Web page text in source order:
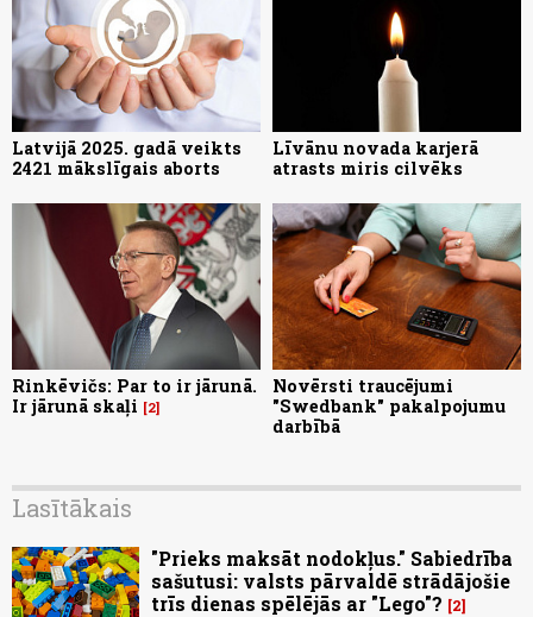
Latvijā 2025. gadā veikts
2421 mākslīgais aborts
Līvānu novada karjerā
atrasts miris cilvēks
Rinkēvičs: Par to ir jārunā.
Ir jārunā skaļi
2
Novērsti traucējumi
"Swedbank" pakalpojumu
darbībā
Lasītākais
"Prieks maksāt nodokļus." Sabiedrība
sašutusi: valsts pārvaldē strādājošie
trīs dienas spēlējās ar "Lego"?
2